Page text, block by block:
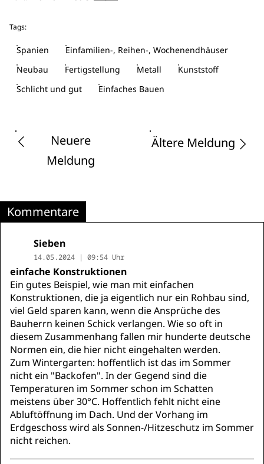
Tags:
Spanien
Einfamilien-, Reihen-, Wochenendhäuser
Neubau
Fertigstellung Metall
Kunststoff
Schlicht und gut
Einfaches Bauen
Neuere
Meldung
Ältere Meldung
Kommentare
Sieben
14.05.2024 | 09:54 Uhr
einfache Konstruktionen
Ein gutes Beispiel, wie man mit einfachen
Konstruktionen, die ja eigentlich nur ein Rohbau sind,
viel Geld sparen kann, wenn die Ansprüche des
Bauherrn keinen Schick verlangen. Wie so oft in
diesem Zusammenhang fallen mir hunderte deutsche
Normen ein, die hier nicht eingehalten werden.
Zum Wintergarten: hoffentlich ist das im Sommer
nicht ein "Backofen". In der Gegend sind die
Temperaturen im Sommer schon im Schatten
meistens über 30°C. Hoffentlich fehlt nicht eine
Abluftöffnung im Dach. Und der Vorhang im
Erdgeschoss wird als Sonnen-/Hitzeschutz im Sommer
nicht reichen.